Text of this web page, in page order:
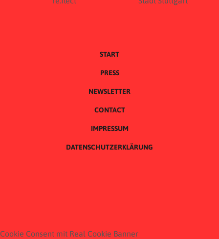
START
PRESS
NEWSLETTER
CONTACT
IMPRESSUM
DATENSCHUTZERKLÄRUNG
Cookie Consent mit Real Cookie Banner